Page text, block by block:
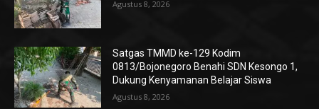
Agustus 8, 2026
Satgas TMMD ke-129 Kodim
0813/Bojonegoro Benahi SDN Kesongo 1,
Dukung Kenyamanan Belajar Siswa
Agustus 8, 2026